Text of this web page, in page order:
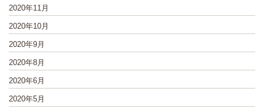
2020年11月
2020年10月
2020年9月
2020年8月
2020年6月
2020年5月